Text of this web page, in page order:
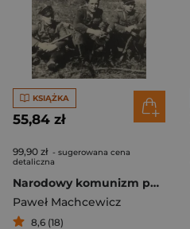
KSIĄŻKA
55,84 zł
99,90 zł - sugerowana cena
detaliczna
Narodowy komunizm po polsku. "Partyzanci" Moczara
Paweł Machcewicz
8,6 (18)